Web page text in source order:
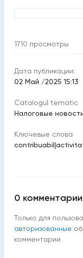
1710 просмотры
Дата публикации:
02 Май /2025 15:13
Catalogul tematic
Налоговые
Ключевые слова
contribuabil|
0 комментарии
Только для
авторизованные
комментарии